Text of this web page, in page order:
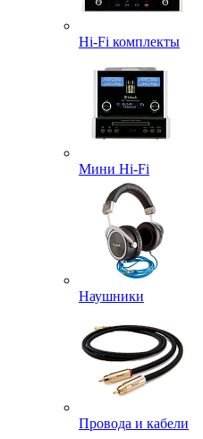
Hi-Fi комплекты
Мини Hi-Fi
Наушники
Провода и кабели